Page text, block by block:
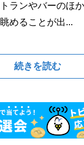
ランやバーのほ
めることが出...
続きを読む